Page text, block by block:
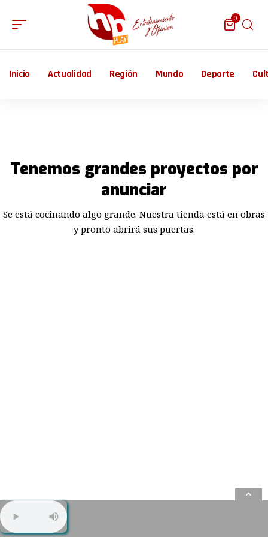
0
Inicio Actualidad Región Mundo Deporte
Tenemos grandes proyectos por
anunciar
Se está cocinando algo grande. Nuestra tienda está en obras
y pronto abrirá sus puertas.